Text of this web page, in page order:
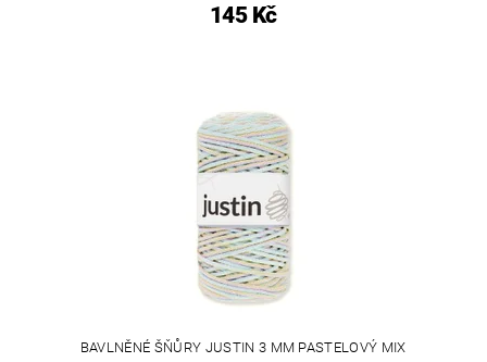
145 Kč
BAVLNĚNÉ ŠŇŮRY JUSTIN 3 MM PASTELOVÝ MIX